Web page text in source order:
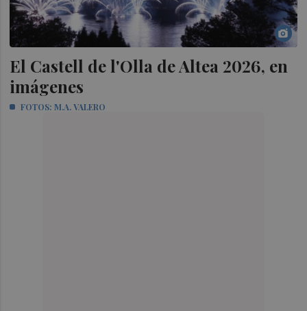
El Castell de l'Olla de Altea 2026, en
imágenes
FOTOS: M.A. VALERO